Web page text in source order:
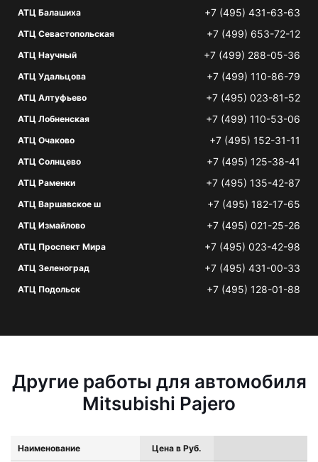
АТЦ Балашиха +7 (495) 431-63-63
АТЦ Севастопольская +7 (499) 653-72-12
АТЦ Научный +7 (499) 288-05-36
АТЦ Удальцова +7 (499) 110-86-79
АТЦ Алтуфьево +7 (495) 023-81-52
АТЦ Лобненская +7 (499) 110-53-06
АТЦ Очаково +7 (495) 152-31-11
АТЦ Солнцево +7 (495) 125-38-41
АТЦ Раменки +7 (495) 135-42-87
АТЦ Варшавское ш +7 (495) 182-17-65
АТЦ Измайлово +7 (495) 021-25-26
АТЦ Проспект Мира +7 (495) 023-42-98
АТЦ Зеленоград +7 (495) 431-00-33
АТЦ Подольск +7 (495) 128-01-88
Другие работы для автомобиля
Mitsubishi Pajero
Наименование Цена в Руб.